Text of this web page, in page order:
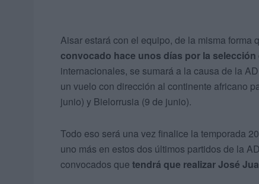
Aisar estará con el equipo, de la misma forma
convocado hace unos días por la
internacionales, se sumará a la causa de la
un vuelo con dirección al continente africano
junio) y Bielorrusia (9 de junio).
Todo eso será una vez finalice la temporada
uno más en estos dos últimos partidos de la
convocados que tendrá que realizar José